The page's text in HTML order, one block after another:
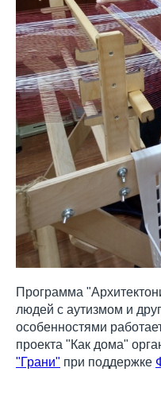
Программа
людей с аутизмом и
особенностями
проекта "Как дома"
"Грани" при поддержке